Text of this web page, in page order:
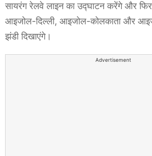
सायरंग रेलवे लाइन का उद्घाटन करेंगे और
आइजोल-दिल्ली, आइजोल-कोलकाता और
झंडी दिखाएंगे।
Advertisement